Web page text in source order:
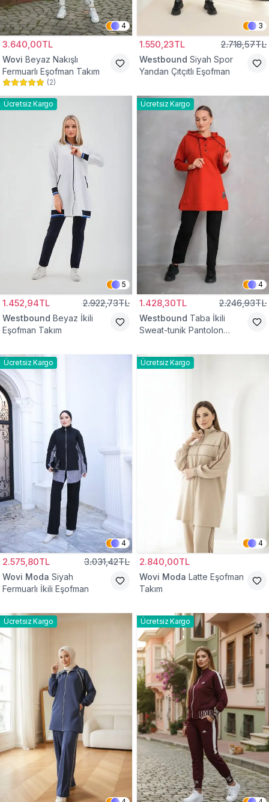
4
3.640,00TL
Wovi Beyaz Nakışlı
Fermuarlı Eşofman Takım
(2)
3
1.550,23TL 2.718,57TL
Westbound Siyah Spor
Yandan Çıtçıtlı Eşofman
Ücretsiz Kargo
5
1.452,94TL 2.922,73TL
Westbound Beyaz İkili
Eşofman Takım
Ücretsiz Kargo
4
1.428,30TL 2.246,93TL
Westbound Taba İkili
Sweat-tunik Pantolon
Ücretsiz Kargo
4
2.575,80TL 3.031,42TL
Wovi Moda Siyah
Fermuarlı İkili Eşofman
Ücretsiz Kargo
4
2.840,00TL
Wovi Moda Latte Eşofman
Takım
Ücretsiz Kargo Ücretsiz Kargo